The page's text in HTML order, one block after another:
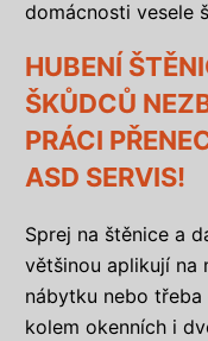
domácnosti vesele
HUBENÍ
ŠKŮDCŮ
PRÁCI
ASD SERVIS!
Sprej na štěnice a
většinou aplikují na
nábytku nebo
kolem okenních i